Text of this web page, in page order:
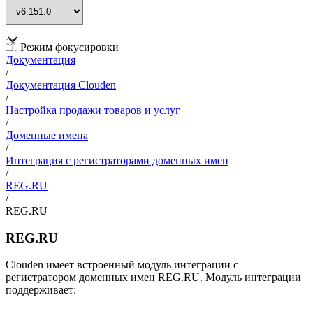
Режим фокусировки
Документация
/
Документация Clouden
/
Настройка продажи товаров и услуг
/
Доменные имена
/
Интеграция с регистраторами доменных имен
/
REG.RU
/
REG.RU
REG.RU
Clouden имеет встроенный модуль интеграции с
регистратором доменных имен REG.RU. Модуль интеграции
поддерживает: